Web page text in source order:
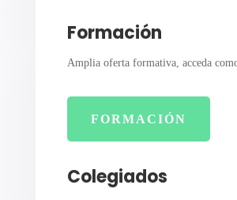
Formación
Amplia oferta formativa, acceda
FORMACIÓN
Colegiados